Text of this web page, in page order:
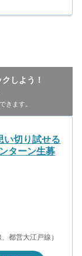
しよう！
きます。
い切り試せる
ターン生募
都営大江戸線）